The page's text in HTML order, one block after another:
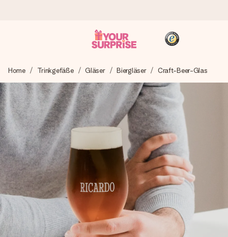
Wir bereiten dein Geschenk sorgfältig vor und schicken es
blitzschnell – damit du es genau zum richtigen Zeitpunkt
überreichen kannst, wenn es am meisten zählt.
4,8 (basierend auf +15.000 Bewertungen)
Unsere Geschenke begeistern. Kunden bewerten uns mit
4,8 bei Google Reviews (Gesamtergebnis aller Länder, in
die wir versenden).
+49 39292 929695
Montag - Freitag : 8:30 - 17:00 Uhr
Home Trinkgefäße Gläser Biergläser Craft-Beer-Glas